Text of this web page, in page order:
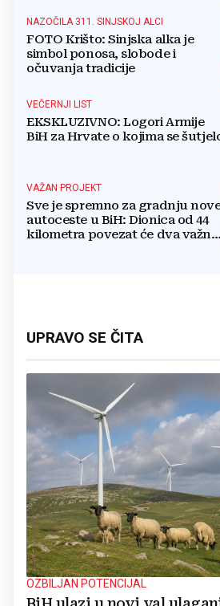
NAZOČILA 311. SINJSKOJ ALCI
FOTO Krišto: Sinjska alka je
simbol ponosa, slobode i
očuvanja tradicije
VEČERNJI LIST
EKSKLUZIVNO: Logori Armije
BiH za Hrvate o kojima se
VAŽAN PROJEKT
Sve je spremno za gradnju
autoceste u BiH: Dionica od 44
kilometra povezat će dva važna
UPRAVO SE ČITA
OZBILJAN POTENCIJAL